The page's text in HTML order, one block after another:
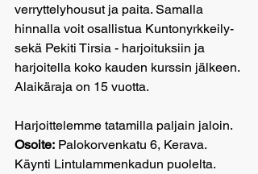
verryttelyhousut ja paita. Samalla
hinnalla voit osallistua Kuntonyrkkeily-
sekä Pekiti Tirsia - harjoituksiin ja
harjoitella koko kauden kurssin jälkeen.
Alaikäraja on 15 vuotta.
Harjoittelemme tatamilla paljain jaloin.
Osoite: Palokorvenkatu 6, Kerava.
Käynti Lintulammenkadun puolelta.